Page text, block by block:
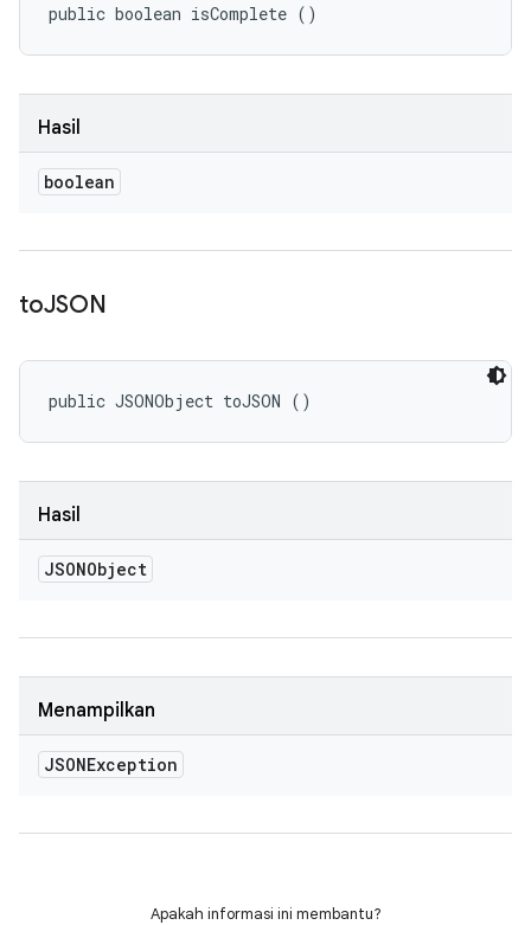
public boolean isComplete ()
Hasil
boolean
toJSON
public JSONObject toJSON ()
Hasil
JSONObject
Menampilkan
JSONException
Apakah informasi ini membantu?